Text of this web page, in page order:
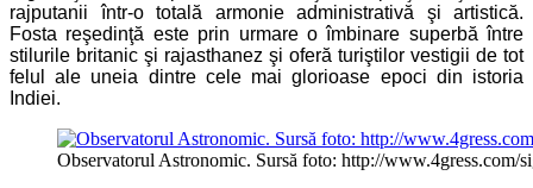
rajputanii într-o totală armonie administrativă şi artistică.
Fosta reşedinţă este prin urmare o îmbinare superbă între
stilurile britanic şi rajasthanez şi oferă turiştilor vestigii de tot
felul ale uneia dintre cele mai glorioase epoci din istoria
Indiei.
Observatorul Astronomic. Sursă foto: http://www.4gress.com/